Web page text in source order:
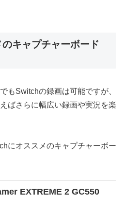
キャプチャーボード
もSwitchの録画は可能ですが、
ばさらに幅広い録画や実況を楽
にオススメのキャプチャーボー
EXTREME 2 GC550